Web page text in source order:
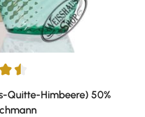
4.5 von 5 Sternen
Quitte-Himbeere) 50%